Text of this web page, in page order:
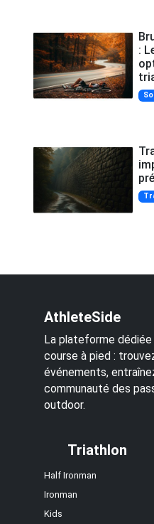
:
AthleteSide
La plateforme
course à pied :
événements,
communauté des
outdoor.
Triathlon
Half Ironman
Ironman
Kids